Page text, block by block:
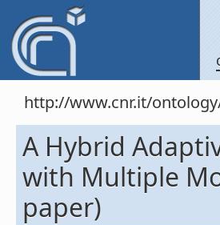
http://www.cnr.it/
A Hybrid
with Multiple
paper)